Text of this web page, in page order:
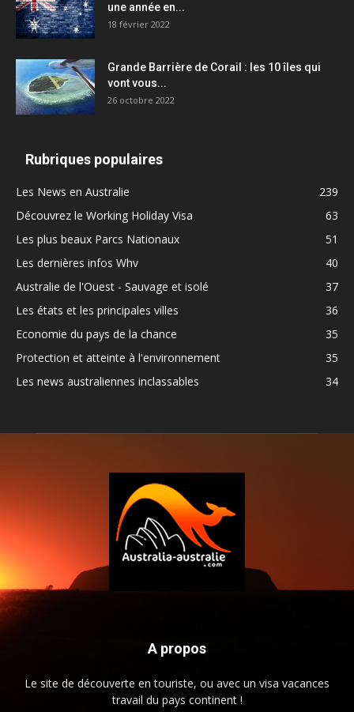
une année en...
18 février 2022
Grande Barrière de Corail : les 10 îles qui
vont vous...
26 octobre 2022
Rubriques populaires
Les News en Australie
239
Découvrez le Working Holiday Visa
63
Les plus beaux Parcs Nationaux
51
Les dernières infos Whv
40
Australie de l'Ouest - Sauvage et isolé
37
Les états et les principales villes
36
Economie du pays de la chance
35
Protection et atteinte à l'environnement
35
Les news australiennes inclassables
34
A propos
Le site de découverte en touriste, ou avec un visa vacances
travail du pays continent !